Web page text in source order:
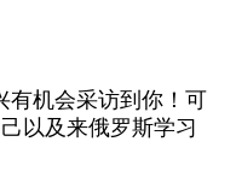
有机会采访到你！可
以及来俄罗斯学习